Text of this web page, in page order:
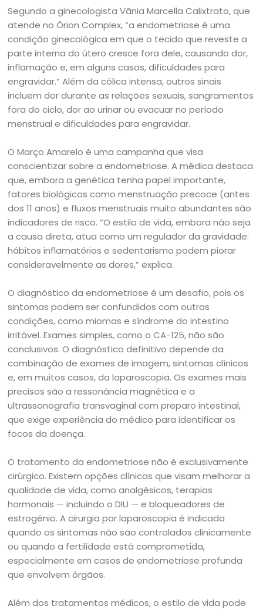
Segundo a ginecologista Vânia Marcella Calixtrato, que
atende no Órion Complex, “a endometriose é uma
condição ginecológica em que o tecido que reveste a
parte interna do útero cresce fora dele, causando dor,
inflamação e, em alguns casos, dificuldades para
engravidar.” Além da cólica intensa, outros sinais
incluem dor durante as relações sexuais, sangramentos
fora do ciclo, dor ao urinar ou evacuar no período
menstrual e dificuldades para engravidar.
O Março Amarelo é uma campanha que visa
conscientizar sobre a endometriose. A médica destaca
que, embora a genética tenha papel importante,
fatores biológicos como menstruação precoce (antes
dos 11 anos) e fluxos menstruais muito abundantes são
indicadores de risco. “O estilo de vida, embora não seja
a causa direta, atua como um regulador da gravidade:
hábitos inflamatórios e sedentarismo podem piorar
consideravelmente as dores,” explica.
O diagnóstico da endometriose é um desafio, pois os
sintomas podem ser confundidos com outras
condições, como miomas e síndrome do intestino
irritável. Exames simples, como o CA-125, não são
conclusivos. O diagnóstico definitivo depende da
combinação de exames de imagem, sintomas clínicos
e, em muitos casos, da laparoscopia. Os exames mais
precisos são a ressonância magnética e a
ultrassonografia transvaginal com preparo intestinal,
que exige experiência do médico para identificar os
focos da doença.
O tratamento da endometriose não é exclusivamente
cirúrgico. Existem opções clínicas que visam melhorar a
qualidade de vida, como analgésicos, terapias
hormonais — incluindo o DIU — e bloqueadores de
estrogênio. A cirurgia por laparoscopia é indicada
quando os sintomas não são controlados clinicamente
ou quando a fertilidade está comprometida,
especialmente em casos de endometriose profunda
que envolvem órgãos.
Além dos tratamentos médicos, o estilo de vida pode